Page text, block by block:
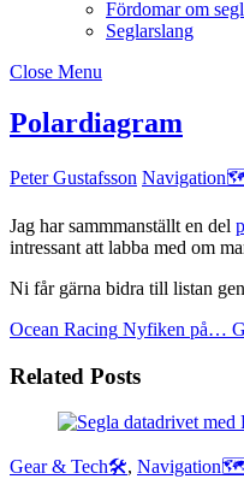
Fördomar om
Seglarslang
Close Menu
Polardiagram
Peter Gustafsson
Jag har sammmanställt en del
intressant att labba med om
Ni får gärna bidra till listan
Ocean Racing Nyfiken på…
Related Posts
Gear & Tech🛠,